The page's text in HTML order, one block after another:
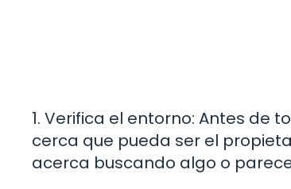
1. Verifica el entorno: Antes de
cerca que pueda ser el
acerca buscando algo o